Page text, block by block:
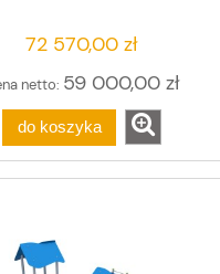
72 570,00 zł
netto: 59 000,00 zł
do koszyka